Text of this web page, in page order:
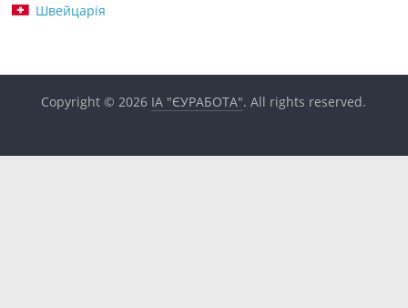
Швейцарія
Copyright © 2026 ІА "ЄУРАБОТА". All rights reserved.